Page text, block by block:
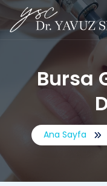
Bursa
Ana Sayfa